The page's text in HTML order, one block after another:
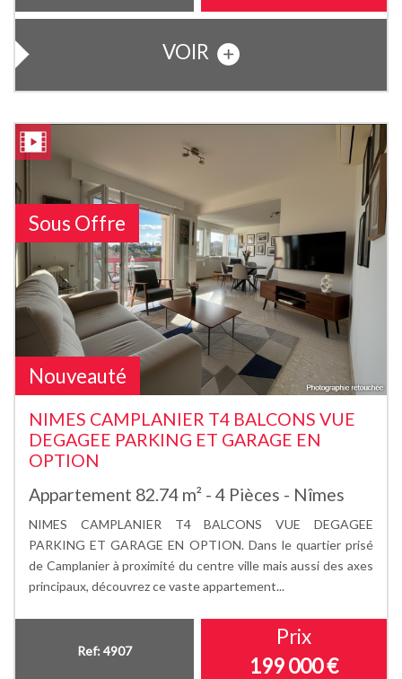
VOIR
Sous Offre
Nouveauté
NIMES CAMPLANIER T4 BALCONS VUE
DEGAGEE PARKING ET GARAGE EN
OPTION
Appartement 82.74 m² - 4 Pièces - Nîmes
NIMES CAMPLANIER T4 BALCONS VUE DEGAGEE
PARKING ET GARAGE EN OPTION. Dans le quartier prisé
de Camplanier à proximité du centre ville mais aussi des axes
principaux, découvrez ce vaste appartement...
Ref: 4907
Prix
199 000€